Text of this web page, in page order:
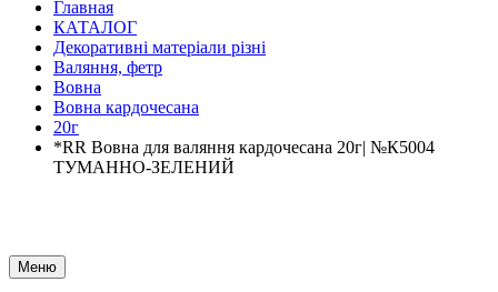
Главная
КАТАЛОГ
Декоративні матеріали різні
Валяння, фетр
Вовна
Вовна кардочесана
20г
*RR Вовна для валяння кардочесана 20г| №К5004
ТУМАННО-ЗЕЛЕНИЙ
Меню